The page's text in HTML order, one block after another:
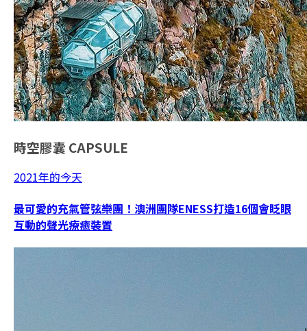
時空膠囊 CAPSULE
2021年的今天
最可愛的充氣管弦樂團！澳洲團隊ENESS打造16個會眨眼
互動的聲光療癒裝置